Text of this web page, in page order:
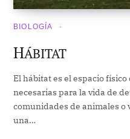
BIOLOGÍA
HÁBITAT
El hábitat es el espacio
necesarias para la vida de
comunidades de animales o
una…